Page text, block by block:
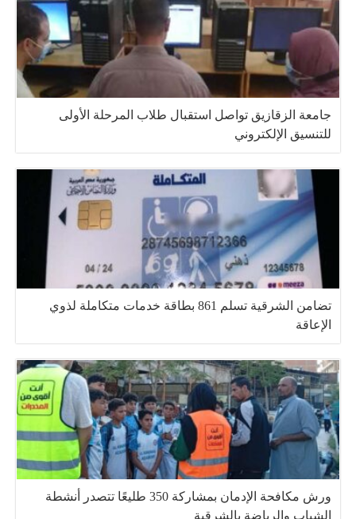
جامعة الزقازيق تواصل استقبال طلاب المرحلة الأولى
للتنسيق الإلكتروني
تضامن الشرقية تسلم 861 بطاقة خدمات متكاملة لذوي
الإعاقة
ورش مكافحة الإدمان بمشاركة 350 طليعًا تتصدر أنشطة
الشباب والرياضة بالشرقية